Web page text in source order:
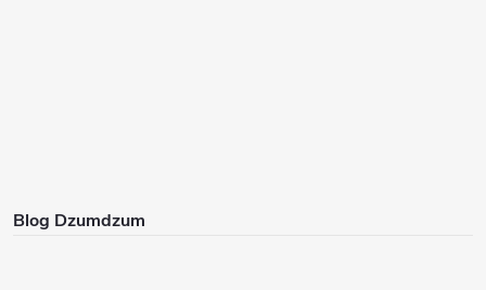
Blog Dzumdzum